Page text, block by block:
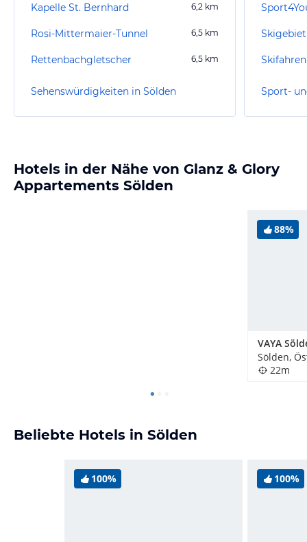
Kapelle St. Bernhard 6,2 km
Rosi-Mittermaier-Tunnel 6,5 km
Rettenbachgletscher 6,5 km
Sehenswürdigkeiten in Sölden Sport-
Hotels in der Nähe von Glanz & Glory
Appartements Sölden
88%
VAYA
Sölden,
22m
Beliebte Hotels in Sölden
100% 100%